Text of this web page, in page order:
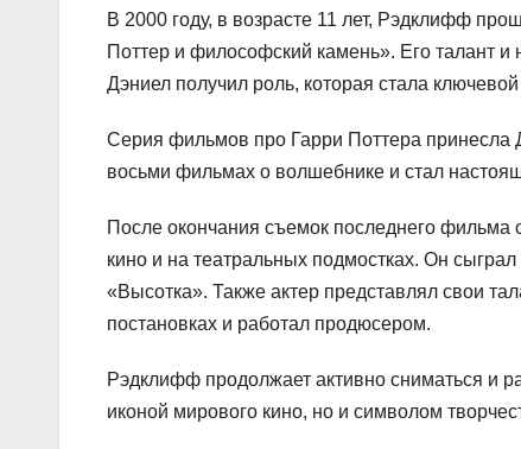
В 2000 году, в возрасте 11 лет, Рэдклифф
Поттер и философский камень». Его талант
Дэниел получил роль, которая стала ключевой
Серия фильмов про Гарри Поттера принесла
восьми фильмах о волшебнике и стал
После окончания съемок последнего
кино и на театральных подмостках. Он
«Высотка». Также актер представлял свои
постановках и работал продюсером.
Рэдклифф продолжает активно сниматься и
иконой мирового кино, но и символом